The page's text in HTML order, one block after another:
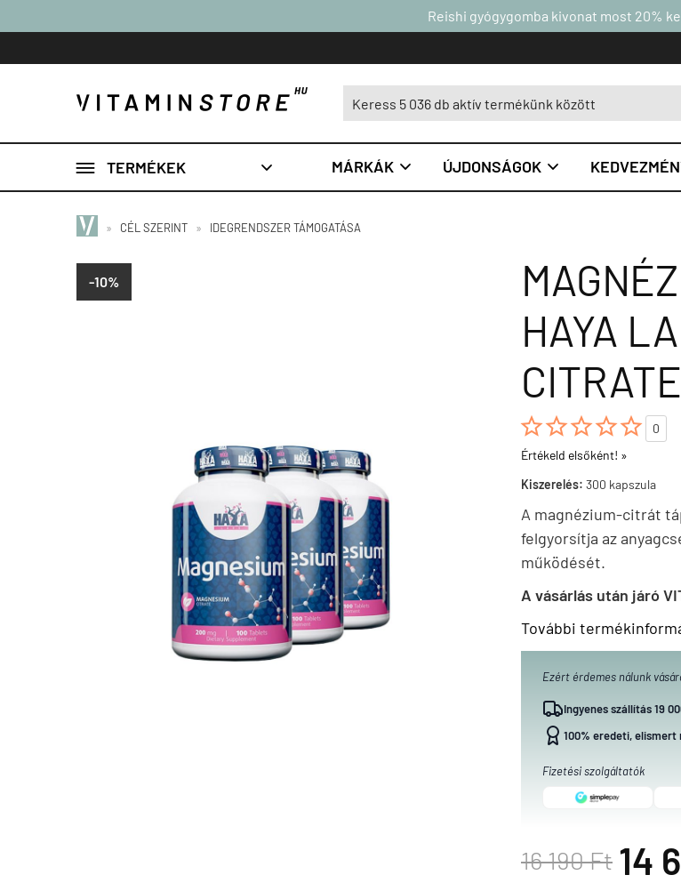
Reishi gyógygomba kivonat most 20%
 TERMÉKEK  MÁRKÁK  ÚJDONSÁGOK 
» CÉL SZERINT » IDEGRENDSZER TÁMOGATÁSA
-10%
HAYA

0
Értékeld elsőként! »
Kiszerelés: 300 kapszula
A magnézium-citrát
felgyorsítja az
működését.
A vásárlás után járó
További
Ezért érdemes nálunk
Ingyenes szállítás 19
100% eredeti, elismert
Fizetési szolgáltatók
16 190 Ft 14